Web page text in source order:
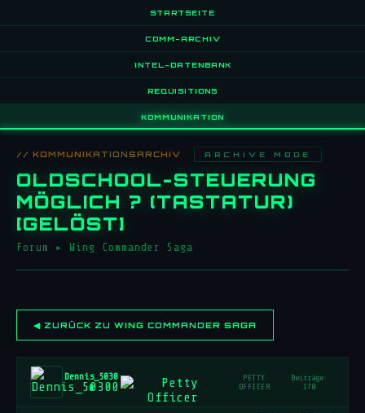
STARTSEITE
COMM-ARCHIV
INTEL-DATENBANK
REQUISITIONS
KOMMUNIKATION
// KOMMUNIKATIONSARCHIV ARCHIVE MODE
OLDSCHOOL-STEUERUNG
MÖGLICH ? (TASTATUR)
[GELÖST]
Forum ▸ Wing Commander Saga
◀ ZURÜCK ZU WING COMMANDER SAGA
Dennis_5030
0
PETTY
OFFICER
Beiträge:
170